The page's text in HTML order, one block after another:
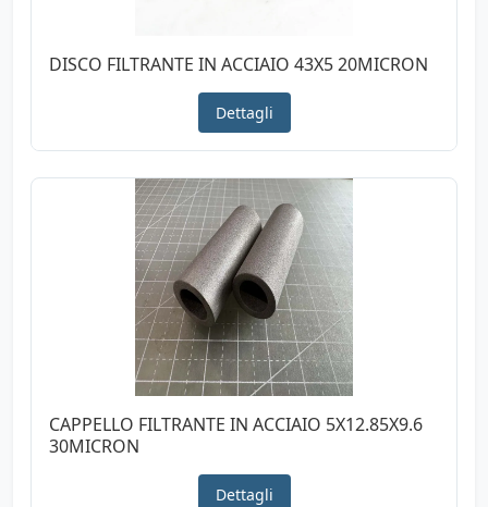
DISCO FILTRANTE IN ACCIAIO 43X5 20MICRON
Dettagli
CAPPELLO FILTRANTE IN ACCIAIO 5X12.85X9.6
30MICRON
Dettagli